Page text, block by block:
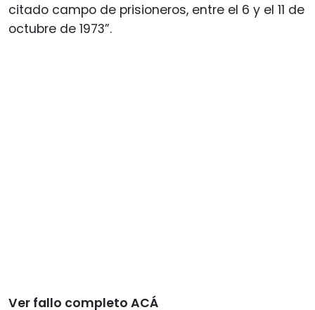
citado campo de prisioneros, entre el 6 y el 11 de
octubre de 1973”.
Ver fallo completo ACÁ